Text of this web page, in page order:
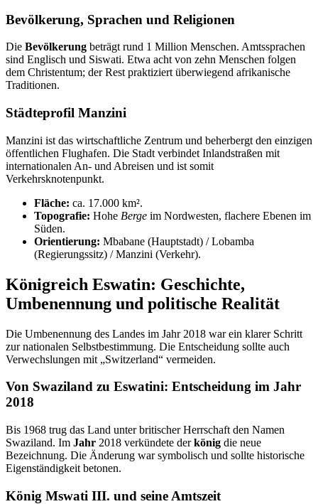
Bevölkerung, Sprachen und Religionen
Die Bevölkerung beträgt rund 1 Million Menschen. Amtssprachen
sind Englisch und Siswati. Etwa acht von zehn Menschen folgen
dem Christentum; der Rest praktiziert überwiegend afrikanische
Traditionen.
Städteprofil Manzini
Manzini ist das wirtschaftliche Zentrum und beherbergt den einzigen
öffentlichen Flughafen. Die Stadt verbindet Inlandstraßen mit
internationalen An- und Abreisen und ist somit
Verkehrsknotenpunkt.
Fläche: ca. 17.000 km².
Topografie: Hohe Berge im Nordwesten, flachere Ebenen im
Süden.
Orientierung: Mbabane (Hauptstadt) / Lobamba
(Regierungssitz) / Manzini (Verkehr).
Königreich Eswatin: Geschichte,
Umbenennung und politische Realität
Die Umbenennung des Landes im Jahr 2018 war ein klarer Schritt
zur nationalen Selbstbestimmung. Die Entscheidung sollte auch
Verwechslungen mit „Switzerland“ vermeiden.
Von Swaziland zu Eswatini: Entscheidung im Jahr
2018
Bis 1968 trug das Land unter britischer Herrschaft den Namen
Swaziland. Im Jahr 2018 verkündete derkönig die neue
Bezeichnung. Die Änderung war symbolisch und sollte historische
Eigenständigkeit betonen.
König Mswati III. und seine Amtszeit